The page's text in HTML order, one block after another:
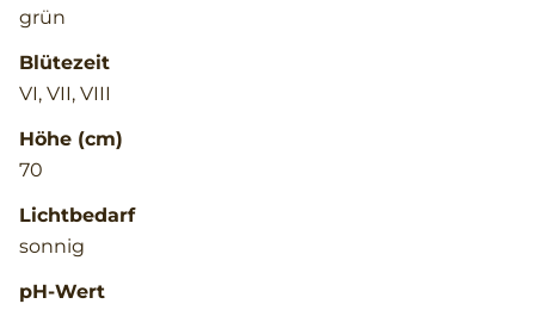
grün
Blütezeit
VI, VII, VIII
Höhe (cm)
70
Lichtbedarf
sonnig
pH-Wert